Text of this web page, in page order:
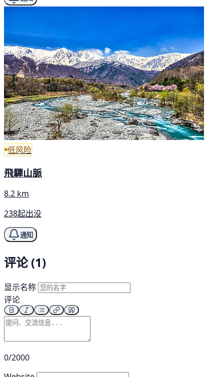
低风险
飛驒山脈
8.2 km
238起出没
通知
评论 (1)
显示名称
评论
0/2000